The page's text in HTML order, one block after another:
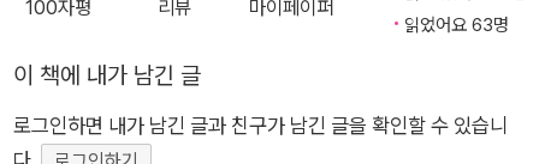
에서, “슬프다는 한마디, 그 속에 벌써 우리가 산다”(「문장 강화」)
느 날에도 삶적이었을 뿐”(「아무도 아무를 부르지 않았다」)이라
는 문장에서 알 수 있듯, 시인 특유의 멜랑콜리가 묻어나는 아름
다운 시편이 물기와 회한을 머금고 이어진다. 사랑과 사람과 삶에
100자평 리뷰 마이페이퍼
읽었어요 63명
이 책에 내가 남긴 글
로그인하면 내가 남긴 글과 친구가 남긴 글을 확인할 수 있습니